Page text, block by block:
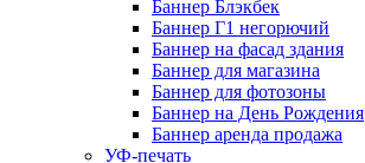
Баннер Блэкбек
Баннер Г1 негорючий
Баннер на фасад здания
Баннер для магазина
Баннер для фотозоны
Баннер на День Рождения
Баннер аренда продажа
УФ-печать